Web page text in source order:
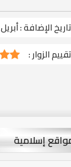
تاريخ الإضافة :أبريل 18, 2024
تقييم الزوار :
إسلامية